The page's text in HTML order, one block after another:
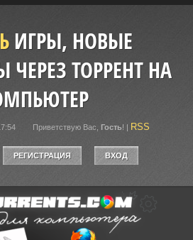
ИГРЫ, НОВЫЕ
ТОРРЕНТ НА
Приветствую Вас Гость! | RSS
РЕГИСТРАЦИЯ ВХОД